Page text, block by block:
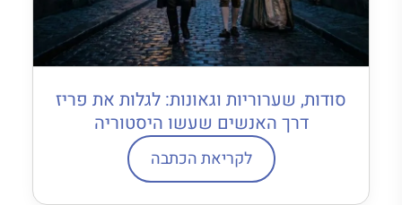
סודות, שערוריות וגאונות: לגלות את פריז
דרך האנשים שעשו היסטוריה
לקריאת הכתבה